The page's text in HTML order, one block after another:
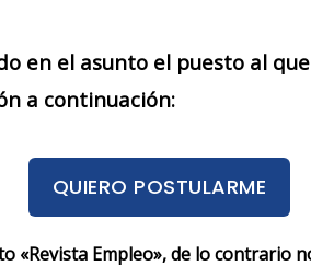
en el asunto el puesto al
a continuación:
QUIERO POSTULARME
«Revista Empleo», de lo contrario